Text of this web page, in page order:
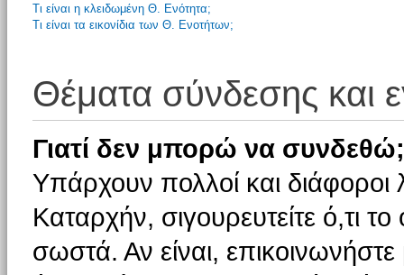
Τι είναι η κλειδωμένη Θ. Ενότητα;
Τι είναι τα εικονίδια των Θ. Ενοτήτων;
Θέματα σύνδεσης και
Γιατί δεν μπορώ να συνδεθώ;
Υπάρχουν πολλοί και
Καταρχήν, σιγουρευτείτε ό,τι
σωστά. Αν είναι, επικοινωνήστε